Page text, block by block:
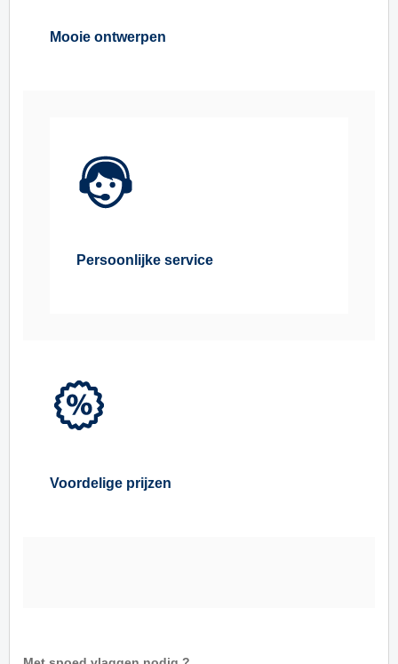
Mooie ontwerpen
Persoonlijke service
Voordelige prijzen